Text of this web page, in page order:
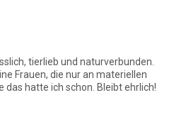
tierlieb und naturverbunden.
Frauen, die nur an materiellen
das hatte ich schon. Bleibt ehrlich!